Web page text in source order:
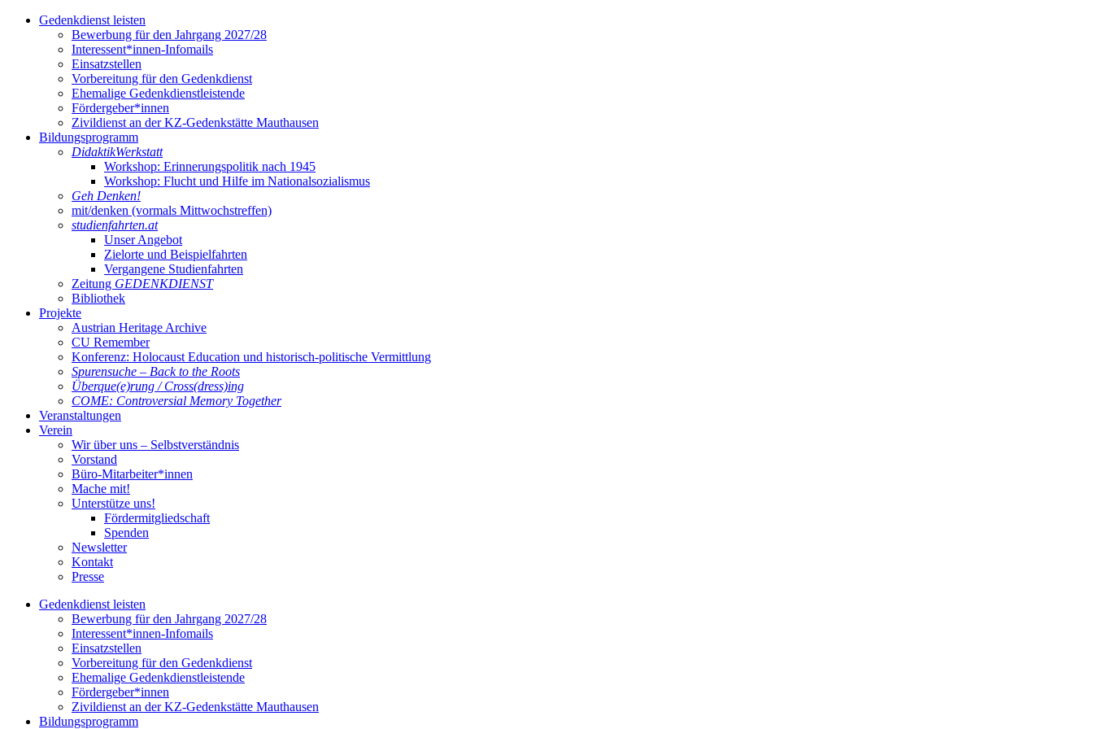
Gedenkdienst leisten
Bewerbung für den Jahrgang 2027/28
Interessent*innen-Infomails
Einsatzstellen
Vorbereitung für den Gedenkdienst
Ehemalige Gedenkdienstleistende
Fördergeber*innen
Zivildienst an der KZ-Gedenkstätte Mauthausen
Bildungsprogramm
DidaktikWerkstatt
Workshop: Erinnerungspolitik nach 1945
Workshop: Flucht und Hilfe im Nationalsozialismus
Geh Denken!
mit/denken (vormals Mittwochstreffen)
studienfahrten.at
Unser Angebot
Zielorte und Beispielfahrten
Vergangene Studienfahrten
Zeitung GEDENKDIENST
Bibliothek
Projekte
Austrian Heritage Archive
CU Remember
Konferenz: Holocaust Education und historisch-politische Vermittlung
Spurensuche – Back to the Roots
Überque(e)rung / Cross(dress)ing
COME: Controversial Memory Together
Veranstaltungen
Verein
Wir über uns – Selbstverständnis
Vorstand
Büro-Mitarbeiter*innen
Mache mit!
Unterstütze uns!
Fördermitgliedschaft
Spenden
Newsletter
Kontakt
Presse
Gedenkdienst leisten
Bewerbung für den Jahrgang 2027/28
Interessent*innen-Infomails
Einsatzstellen
Vorbereitung für den Gedenkdienst
Ehemalige Gedenkdienstleistende
Fördergeber*innen
Zivildienst an der KZ-Gedenkstätte Mauthausen
Bildungsprogramm